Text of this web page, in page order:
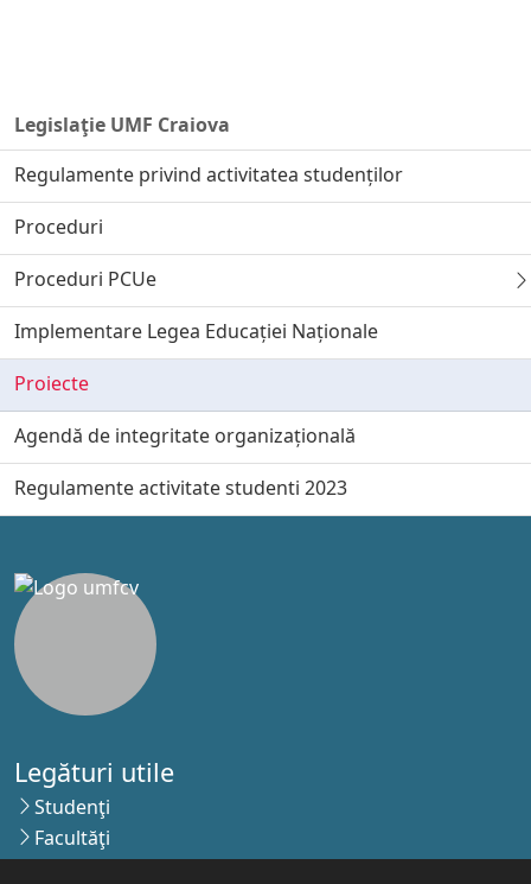
Legislaţie UMF Craiova
Regulamente privind activitatea studenților
Proceduri
Proceduri PCUe
Implementare Legea Educației Naționale
Proiecte
Agendă de integritate organizațională
Regulamente activitate studenti 2023
Legături utile
Studenţi
Facultăţi